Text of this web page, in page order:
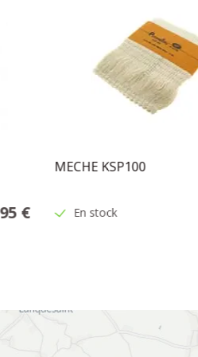
€
MECHE KSP100
En stock